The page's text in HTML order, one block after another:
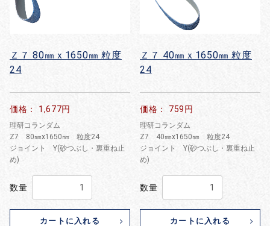
Ｚ７ 80㎜ｘ1650㎜ 粒度
24
価格： 1,677円
理研コランダム
Z7 80㎜x1650㎜ 粒度24
ジョイント Y(砂つぶし・裏重ね止
め)
数量
カートに入れる
Ｚ７ 40㎜ｘ1650㎜ 粒度
24
価格： 759円
理研コランダム
Z7 40㎜x1650㎜ 粒度24
ジョイント Y(砂つぶし・裏重ね止
め)
数量
カートに入れる